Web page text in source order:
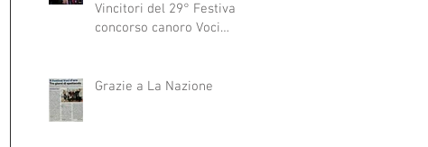
Vincitori del 29° Festival
concorso canoro Voci
Grazie a La Nazione